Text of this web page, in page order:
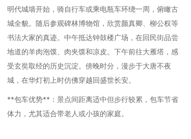
明代城墙开始，骑自行车或乘电瓶车环绕一周，俯瞰古
城全貌。随后参观碑林博物馆，欣赏颜真卿、柳公权等
书法大家的真迹。中午抵达钟鼓楼广场，在回民街品尝
地道的羊肉泡馍、肉夹馍和凉皮。下午前往大雁塔，感
受玄奘取经的历史沉淀。傍晚时分，漫步于大唐不夜
城，在华灯初上时仿佛穿越回盛世长安。
**包车优势**：景点间距离适中但步行较累，包车节省
体力，尤其适合带老人或小孩的家庭。